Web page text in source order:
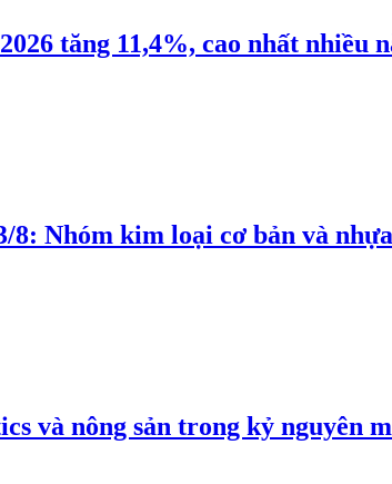
tăng 11,4%, cao nhất nhiều
8: Nhóm kim loại cơ bản và
và nông sản trong kỷ nguyên